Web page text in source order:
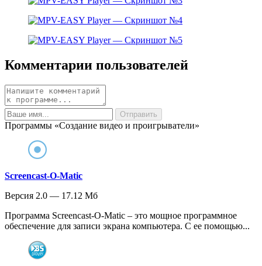
Комментарии пользователей
Программы «Создание видео и проигрыватели»
Screencast-O-Matic
Версия 2.0 — 17.12 Мб
Программа Screencast-O-Matic – это мощное программное
обеспечение для записи экрана компьютера. С ее помощью...